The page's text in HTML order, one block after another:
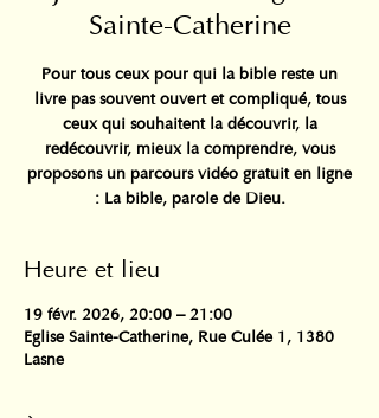
Sainte-Catherine
Pour tous ceux pour qui la bible reste un
livre pas souvent ouvert et compliqué, tous
ceux qui souhaitent la découvrir, la
redécouvrir, mieux la comprendre, vous
proposons un parcours vidéo gratuit en ligne
: La bible, parole de Dieu.
Heure et lieu
19 févr. 2026, 20:00 – 21:00
Eglise Sainte-Catherine, Rue Culée 1, 1380
Lasne